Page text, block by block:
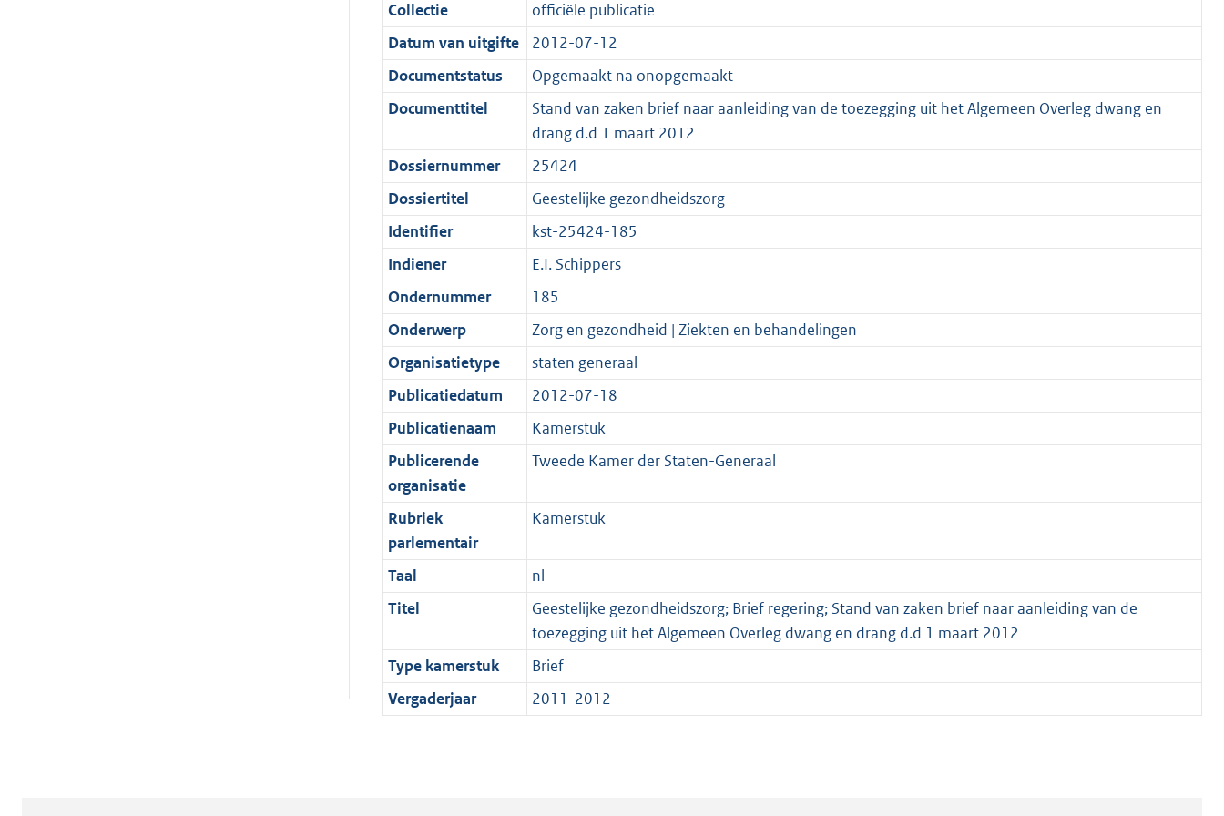
i
e
i
n
o
r
m
a
a
t
4
7
K
b
t
i
e
i
f
o
r
m
a
a
t
:
1
0
K
a
t
i
e
n
f
o
r
m
a
a
t
e
:
1
2
b
c
a
t
i
i
n
f
o
r
m
a
a
t
t
e
:
5
b
d
s
g
r
o
o
t
e
:
2
b
n
d
s
g
r
o
t
t
e
:
K
b
Collectie
officiële publicatie
Datum van uitgifte
2012-07-12
Documentstatus
Opgemaakt na onopgemaakt
Documenttitel
Stand van zaken brief naar aanleiding van de toezegging uit het Algemeen Overleg dwang en
drang d.d 1 maart 2012
Dossiernummer
25424
Dossiertitel
Geestelijke gezondheidszorg
Identifier
kst-25424-185
Indiener
E.I. Schippers
Ondernummer
185
Onderwerp
Zorg en gezondheid | Ziekten en behandelingen
Organisatietype
staten generaal
Publicatiedatum
2012-07-18
Publicatienaam
Kamerstuk
Publicerende
organisatie
Tweede Kamer der Staten-Generaal
Rubriek
parlementair
Kamerstuk
Taal
nl
Titel
Geestelijke gezondheidszorg; Brief regering; Stand van zaken brief naar aanleiding van de
toezegging uit het Algemeen Overleg dwang en drang d.d 1 maart 2012
Type kamerstuk
Brief
Vergaderjaar
2011-2012